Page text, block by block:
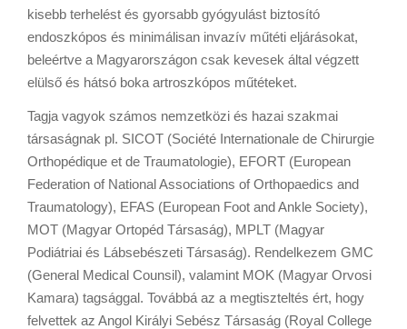
kisebb terhelést és gyorsabb gyógyulást biztosító
endoszkópos és minimálisan invazív műtéti eljárásokat,
beleértve a Magyarországon csak kevesek által végzett
elülső és hátsó boka artroszkópos műtéteket.
Tagja vagyok számos nemzetközi és hazai szakmai
társaságnak pl. SICOT (Société Internationale de Chirurgie
Orthopédique et de Traumatologie), EFORT (European
Federation of National Associations of Orthopaedics and
Traumatology), EFAS (European Foot and Ankle Society),
MOT (Magyar Ortopéd Társaság), MPLT (Magyar
Podiátriai és Lábsebészeti Társaság). Rendelkezem GMC
(General Medical Counsil), valamint MOK (Magyar Orvosi
Kamara) tagsággal. Továbbá az a megtiszteltés ért, hogy
felvettek az Angol Királyi Sebész Társaság (Royal College